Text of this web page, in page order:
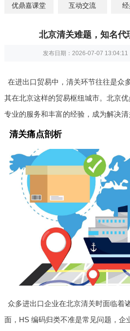
优鼎嘉课堂 互动交流
北京清关难题，知名代
发布日期：2026-07-07
在进出口贸易中，清关环节往往是众
其在北京这样的贸易枢纽城市。北京
专业的服务和丰富的经验，成为解决清
清关痛点剖析
众多进出口企业在北京清关时面临着
面，HS 编码归类不准是常见问题，企